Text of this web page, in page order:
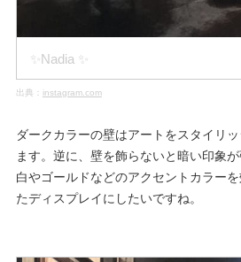
✨Nadia ✨
出典： instagram.com
ダークカラーの壁はアートをスタイリ
ます。逆に、壁を飾らないと暗い印象
白やゴールドなどのアクセントカラー
たディスプレイにしたいですね。